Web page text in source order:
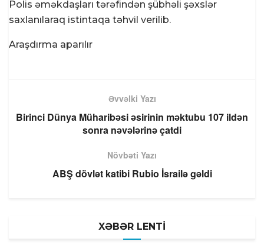
Polis əməkdaşları tərəfindən şübhəli şəxslər
saxlanılaraq istintaqa təhvil verilib.
Araşdırma aparılır
Əvvəlki Yazı
Birinci Dünya Müharibəsi əsirinin məktubu 107 ildən
sonra nəvələrinə çatdi
Növbəti Yazı
ABŞ dövlət katibi Rubio İsrailə gəldi
XƏBƏR LENTİ